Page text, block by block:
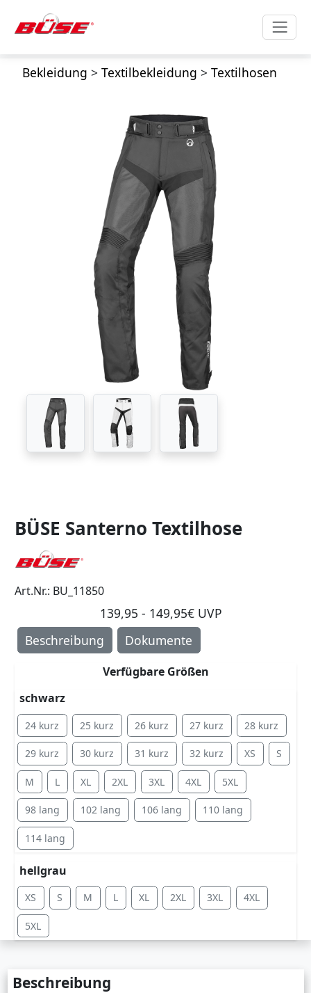
Bekleidung > Textilbekleidung > Textilhosen
BÜSE Santerno Textilhose
Art.Nr.: BU_11850
139,95 - 149,95€ UVP
Beschreibung
Dokumente
Verfügbare Größen
schwarz
24 kurz 25 kurz 26 kurz 27 kurz 28 kurz
29 kurz 30 kurz 31 kurz 32 kurz XS S
M L XL 2XL 3XL 4XL 5XL
98 lang 102 lang 106 lang 110 lang
114 lang
hellgrau
XS S M L XL 2XL 3XL 4XL
5XL
Beschreibung